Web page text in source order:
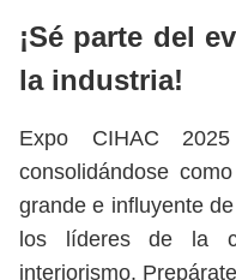
¡Sé parte del
la industria!
Expo CIHAC
consolidándose
grande e influyente
los líderes de la
interiorismo.